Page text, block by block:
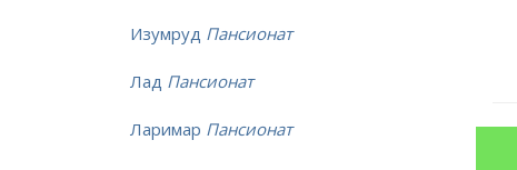
Изумруд Пансионат
Лад Пансионат
Ларимар Пансионат